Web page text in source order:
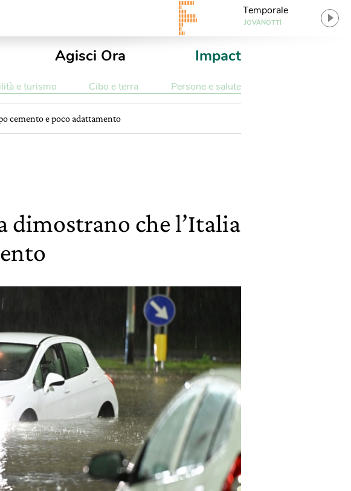
Temporale
JOVANOTTI
Agisci Ora Impact
e turismo Cibo e terra Persone e salute
cemento e poco adattamento
dimostrano che l’Italia